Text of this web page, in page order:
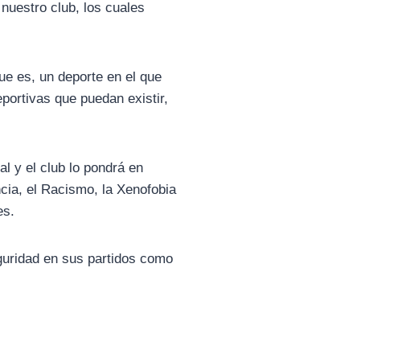
club, los cuales
es, un deporte en el que
que puedan existir,
y el club lo pondrá en
el Racismo, la Xenofobia
en sus partidos como